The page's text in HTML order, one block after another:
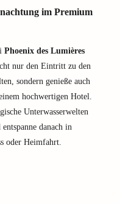
im Premium
Phoenix des Lumières
nur den Eintritt zu den
sondern genieße auch
hochwertigen Hotel.
Unterwasserwelten
danach in
oder Heimfahrt.